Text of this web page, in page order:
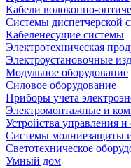
Кабели волоконно-
Системы диспетчерской
Кабеленесущие системы
Электротехническая
Электроустановочные
Модульное оборудование
Силовое оборудование
Приборы учета
Электромонтажные и
Устройства управления и
Системы молниезащиты
Светотехническое
Умный дом